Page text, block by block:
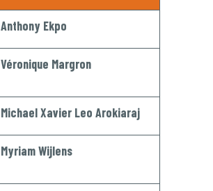
Anthony Ekpo
Véronique Margron
Michael Xavier Leo Arokiaraj
Myriam Wijlens